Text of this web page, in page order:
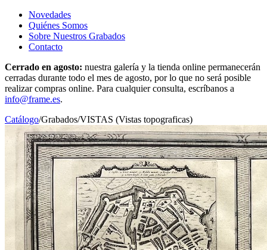
Novedades
Quiénes Somos
Sobre Nuestros Grabados
Contacto
Cerrado en agosto: nuestra galería y la tienda online permanecerán
cerradas durante todo el mes de agosto, por lo que no será posible
realizar compras online. Para cualquier consulta, escríbanos a
info@frame.es.
Catálogo/Grabados/VISTAS (Vistas topograficas)